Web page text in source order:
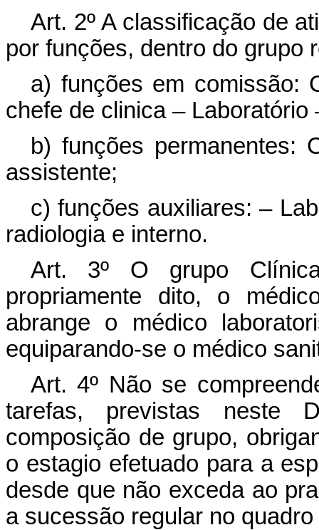
Art. 2º A classificação de
por funções, dentro do grupo
a) funções em comissão:
chefe de clinica –
b) funções permanentes:
assistente;
c) funções auxiliares: –
radiologia e interno.
Art. 3º O grupo
propriamente dito, o
abrange o médico
equiparando-se o médico
Art. 4º Não se
tarefas, previstas neste
composição de grupo,
o estagio efetuado para a
desde que não exceda ao
a sucessão regular no